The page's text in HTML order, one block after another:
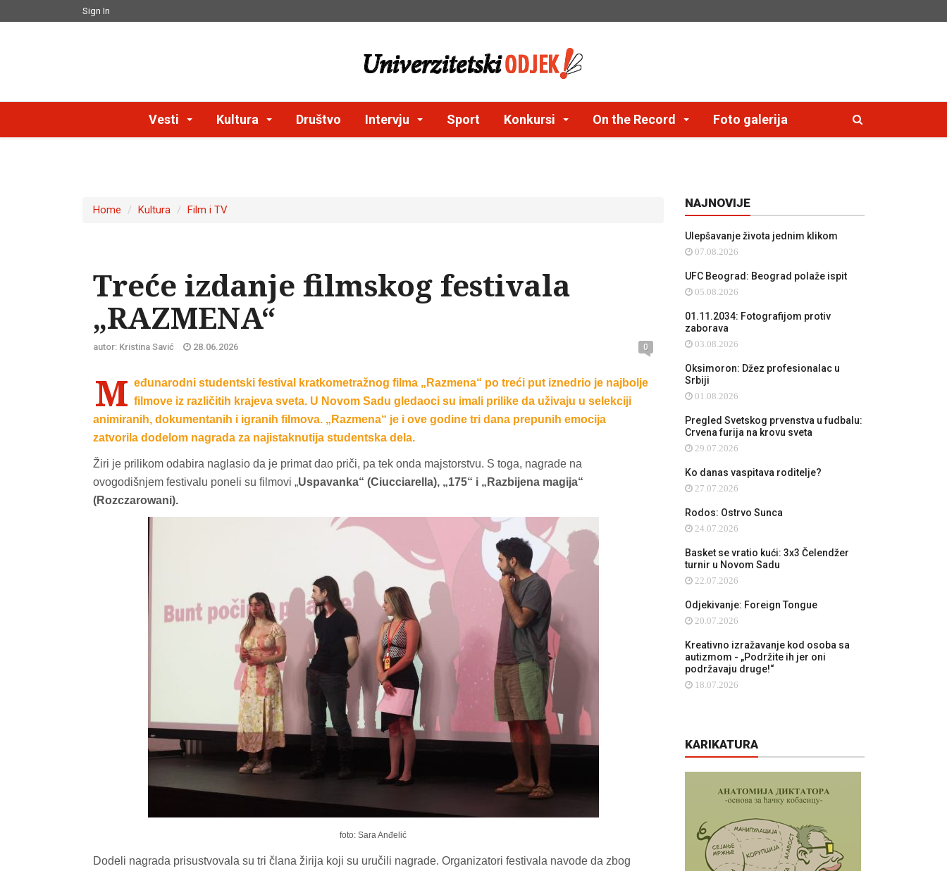
Sign In
Vesti Kultura Društvo Intervju Sport Konkursi On the Record Foto galerija
Home Kultura Film i TV
Treće izdanje filmskog festivala
„RAZMENA“
autor: Kristina Savić 28.06.2026 0
M eđunarodni studentski festival kratkometražnog filma „Razmena“ po treći put iznedrio je najbolje
filmove iz različitih krajeva sveta. U Novom Sadu gledaoci su imali prilike da uživaju u selekciji
animiranih, dokumentanih i igranih filmova. „Razmena“ je i ove godine tri dana prepunih emocija
zatvorila dodelom nagrada za najistaknutija studentska dela.
Žiri je prilikom odabira naglasio da je primat dao priči, pa tek onda majstorstvu. S toga, nagrade na
ovogodišnjem festivalu poneli su filmovi „Uspavanka“ (Ciucciarella), „175“ i „Razbijena magija“
(Rozczarowani).
foto: Sara Anđelić
Dodeli nagrada prisustvovala su tri člana žirija koji su uručili nagrade. Organizatori festivala navode da zbog
NAJNOVIJE
Ulepšavanje života jednim klikom
07.08.2026
UFC Beograd: Beograd polaže ispit
05.08.2026
01.11.2034: Fotografijom protiv
zaborava
03.08.2026
Oksimoron: Džez profesionalac u
Srbiji
01.08.2026
Pregled Svetskog prvenstva u fudbalu:
Crvena furija na krovu sveta
29.07.2026
Ko danas vaspitava roditelje?
27.07.2026
Rodos: Ostrvo Sunca
24.07.2026
Basket se vratio kući: 3x3 Čelendžer
turnir u Novom Sadu
22.07.2026
Odjekivanje: Foreign Tongue
20.07.2026
Kreativno izražavanje kod osoba sa
autizmom - „Podržite ih jer oni
podržavaju druge!“
18.07.2026
KARIKATURA